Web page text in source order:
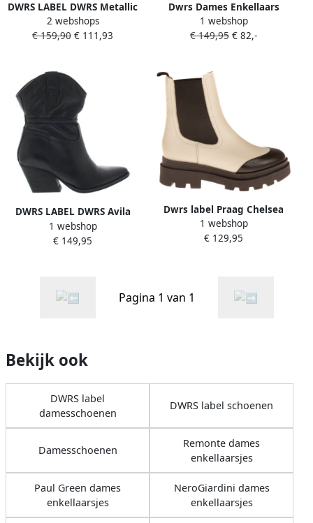
DWRS LABEL DWRS Metallic
Westernboots enkellaars
smoke antraciet
2 webshops
€ 159,90 € 111,93
Dwrs Dames Enkellaars
Ponza smoke Beige
1 webshop
€ 149,95 € 82,-
DWRS LABEL DWRS Avila
Zwart Leer Enkellaars met
hak Dames
1 webshop
€ 149,95
Dwrs label Praag Chelsea
boots
1 webshop
€ 129,95
Pagina 1 van 1
Bekijk ook
DWRS label
damesschoenen
DWRS label schoenen
Damesschoenen
Remonte dames
enkellaarsjes
Paul Green dames
enkellaarsjes
NeroGiardini dames
enkellaarsjes